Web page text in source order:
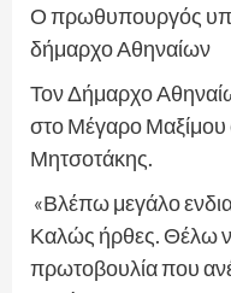
Ο πρωθυπουργός
δήμαρχο Αθηναίων
Τον Δήμαρχο
στο Μέγαρο
Μητσοτάκης.
«Βλέπω μεγάλο
Καλώς ήρθες. Θέλω
πρωτοβουλία που